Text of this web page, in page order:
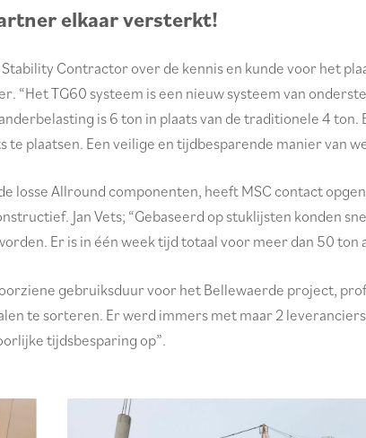
elkaar versterkt!
Contractor over de kennis en kunde voor het
“Het TG60 systeem is een nieuw systeem van
is 6 ton in plaats van de traditionele 4
plaatsen. Een veilige en tijdbesparende manier van
losse Allround componenten, heeft MSC contact
Jan Vets; “Gebaseerd op stuklijsten konden
Er is in één week tijd totaal voor meer dan 50
gebruiksduur voor het Bellewaerde project,
te sorteren. Er werd immers met maar 2
tijdsbesparing op”.